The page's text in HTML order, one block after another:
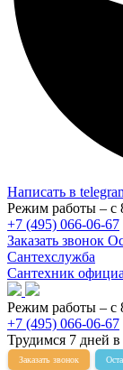
Написать в
Режим работы – с
+7 (495) 066-06-67
Заказать звонок
Сантехслужба
Сантехник
Режим работы – с
+7 (495) 066-06-67
Трудимся 7 дней
Заказать звонок